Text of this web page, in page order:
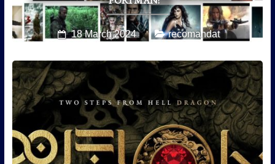
18 March 2024 recomandat